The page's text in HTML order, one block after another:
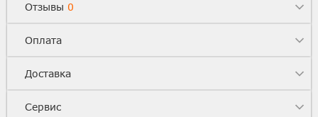
Отзывы 0
Оплата
Доставка
Сервис